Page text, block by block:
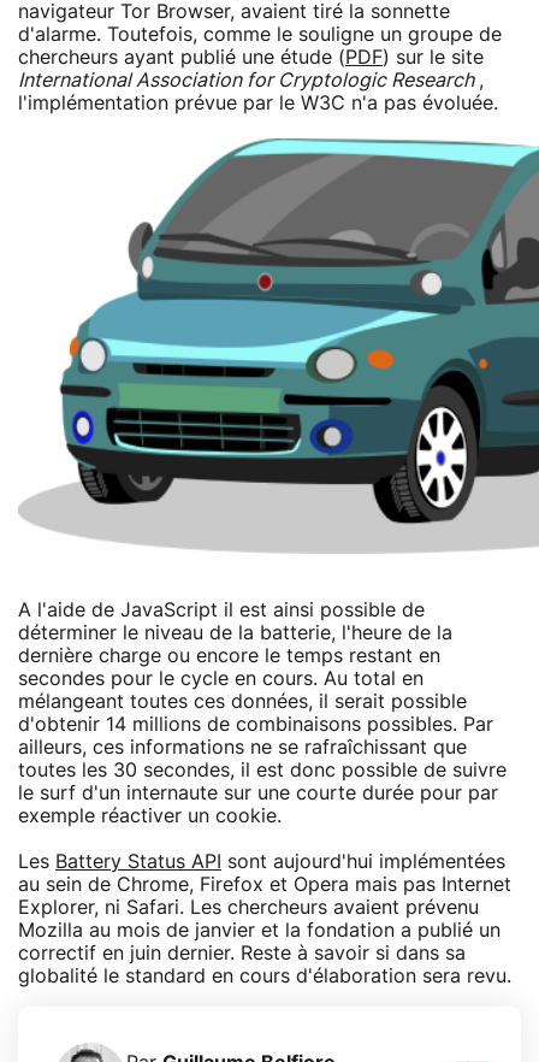
navigateur Tor Browser, avaient tiré la sonnette
d'alarme. Toutefois, comme le souligne un groupe de
chercheurs ayant publié une étude (PDF) sur le site
International Association for Cryptologic Research ,
l'implémentation prévue par le W3C n'a pas évoluée.
A l'aide de JavaScript il est ainsi possible de
déterminer le niveau de la batterie, l'heure de la
dernière charge ou encore le temps restant en
secondes pour le cycle en cours. Au total en
mélangeant toutes ces données, il serait possible
d'obtenir 14 millions de combinaisons possibles. Par
ailleurs, ces informations ne se rafraîchissant que
toutes les 30 secondes, il est donc possible de suivre
le surf d'un internaute sur une courte durée pour par
exemple réactiver un cookie.
Les Battery Status API
sont aujourd'hui implémentées
au sein de Chrome, Firefox et Opera mais pas Internet
Explorer, ni Safari. Les chercheurs avaient prévenu
Mozilla au mois de janvier et la fondation a publié un
correctif en juin dernier. Reste à savoir si dans sa
globalité le standard en cours d'élaboration sera revu.